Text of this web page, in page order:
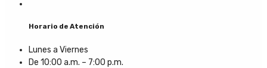
Horario de Atención
Lunes a Viernes
De 10:00 a.m. – 7:00 p.m.